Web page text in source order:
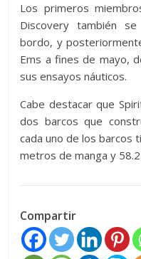
Los primeros
Discovery también
bordo, y
Ems a fines de mayo,
sus ensayos náuticos.
Cabe destacar que
dos barcos que
cada uno de los barcos
metros de manga y
Compartir